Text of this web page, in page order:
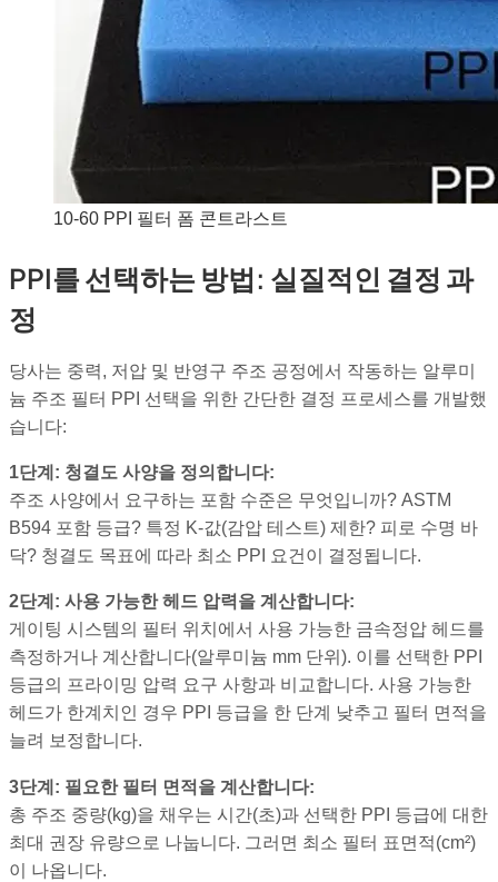
10-60 PPI 필터 폼 콘트라스트
PPI를 선택하는 방법: 실질적인 결정 과
정
당사는 중력, 저압 및 반영구 주조 공정에서 작동하는 알루미
늄 주조 필터 PPI 선택을 위한 간단한 결정 프로세스를 개발했
습니다:
1단계: 청결도 사양을 정의합니다:
주조 사양에서 요구하는 포함 수준은 무엇입니까? ASTM
B594 포함 등급? 특정 K-값(감압 테스트) 제한? 피로 수명 바
닥? 청결도 목표에 따라 최소 PPI 요건이 결정됩니다.
2단계: 사용 가능한 헤드 압력을 계산합니다:
게이팅 시스템의 필터 위치에서 사용 가능한 금속정압 헤드를
측정하거나 계산합니다(알루미늄 mm 단위). 이를 선택한 PPI
등급의 프라이밍 압력 요구 사항과 비교합니다. 사용 가능한
헤드가 한계치인 경우 PPI 등급을 한 단계 낮추고 필터 면적을
늘려 보정합니다.
3단계: 필요한 필터 면적을 계산합니다:
총 주조 중량(kg)을 채우는 시간(초)과 선택한 PPI 등급에 대한
최대 권장 유량으로 나눕니다. 그러면 최소 필터 표면적(cm²)
이 나옵니다.